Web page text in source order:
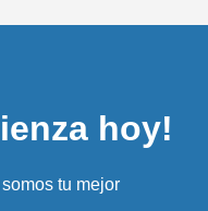
hoy!
tu mejor